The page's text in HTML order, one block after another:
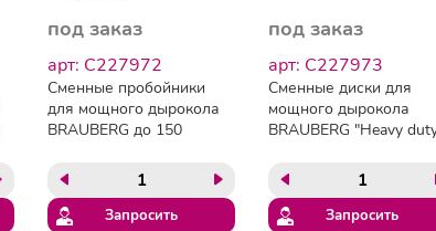
под заказ
арт: C227972
Сменные пробойники
для мощного дырокола
BRAUBERG до 150
КОМПЛЕКТ 2 шт., 227972
Запросить
под заказ
арт: C227973
Сменные диски для
мощного дырокола
BRAUBERG "Heavy
КОМПЛЕКТ 6 шт.,
Запросить